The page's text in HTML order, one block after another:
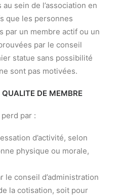
sein de l’association en
que les personnes
par un membre actif ou un
par le conseil
statue sans possibilité
sont pas motivées.
DE MEMBRE
par :
d’activité, selon
physique ou morale,
le conseil d’administration
la cotisation, soit pour